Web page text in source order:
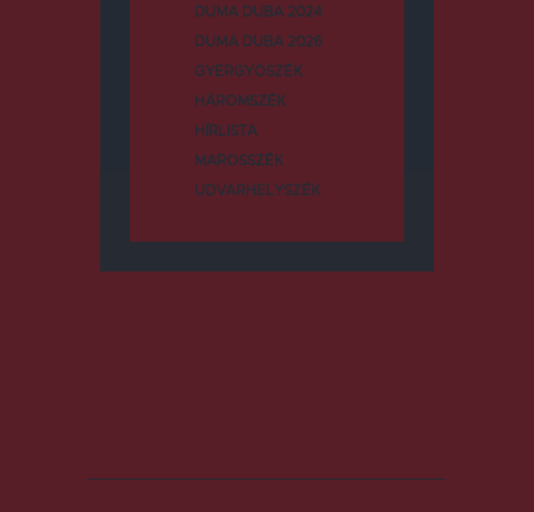
DUMA DUBA 2024
DUMA DUBA 2026
GYERGYÓSZÉK
HÁROMSZÉK
HÍRLISTA
MAROSSZÉK
UDVARHELYSZÉK